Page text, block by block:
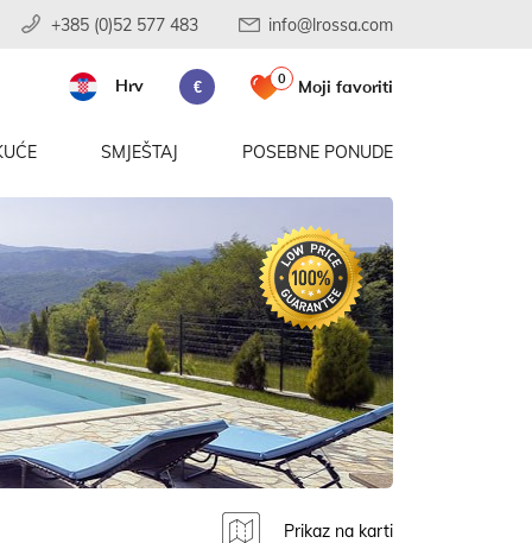
+385 (0)52 577 483 info@lrossa.com
SMJEŠTAJ POSEBNE PONUDE
Hrv € 0 Moji favoriti
Prikaz na karti